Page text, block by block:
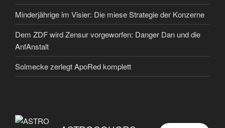
Minderjährige im Visier: Die miese Strategie der Konzerne
Dem ZDF wird Zensur vorgeworfen: Danger Dan und die
AnfAnstalt
Solmecke zerlegt ApoRed komplett